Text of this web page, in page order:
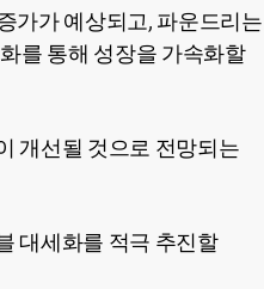
가가 예상되고, 파운드리는
를 통해 성장을 가속화할
개선될 것으로 전망되는
대세화를 적극 추진할